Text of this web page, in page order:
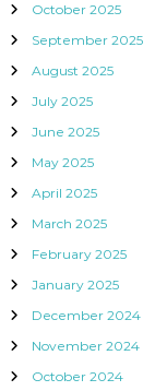
October 2025
September 2025
August 2025
July 2025
June 2025
May 2025
April 2025
March 2025
February 2025
January 2025
December 2024
November 2024
October 2024